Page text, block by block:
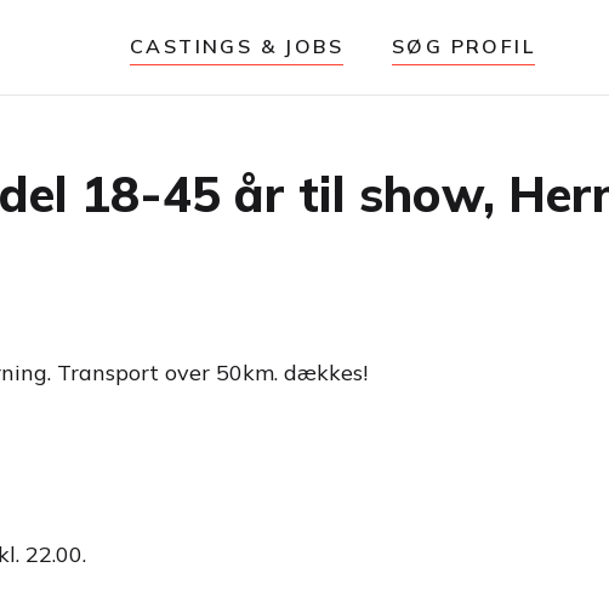
CASTINGS & JOBS SØG PROFIL
18-45 år til show,
Transport over 50km. dækkes!
22.00.